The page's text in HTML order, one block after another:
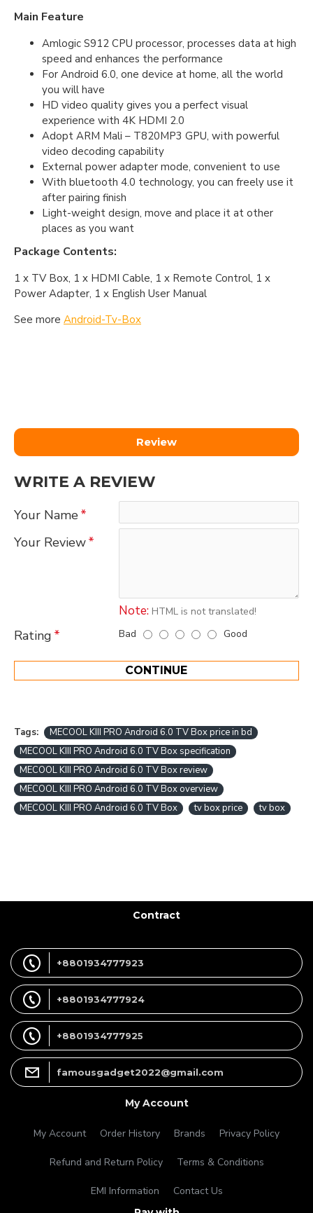
Main Feature
Amlogic S912 CPU processor, processes data at high
speed and enhances the performance
For Android 6.0, one device at home, all the world
you will have
HD video quality gives you a perfect visual
experience with 4K HDMI 2.0
Adopt ARM Mali – T820MP3 GPU, with powerful
video decoding capability
External power adapter mode, convenient to use
With bluetooth 4.0 technology, you can freely use it
after pairing finish
Light-weight design, move and place it at other
places as you want
Package Contents:
1 x TV Box, 1 x HDMI Cable, 1 x Remote Control, 1 x
Power Adapter, 1 x English User Manual
See more Android-Tv-Box
Review
WRITE A REVIEW
Your Name
Your Review
Note: HTML is not translated!
Rating Bad Good
CONTINUE
Tags:
MECOOL KIII PRO Android 6.0 TV Box price in bd
MECOOL KIII PRO Android 6.0 TV Box specification
MECOOL KIII PRO Android 6.0 TV Box review
MECOOL KIII PRO Android 6.0 TV Box overview
MECOOL KIII PRO Android 6.0 TV Box
tv box price tv box
Contract
+8801934777923
+8801934777924
+8801934777925
famousgadget2022@gmail.com
My Account
My Account Order History Brands Privacy Policy
Refund and Return Policy Terms & Conditions
EMI Information Contact Us